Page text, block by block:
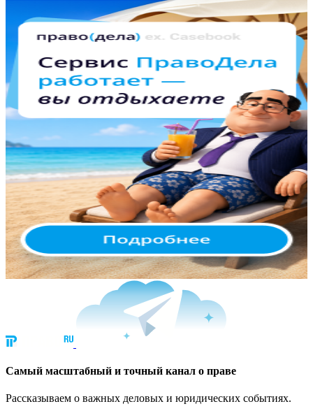
Cамый масштабный и точный канал о праве
Рассказываем о важных деловых и юридических событиях.